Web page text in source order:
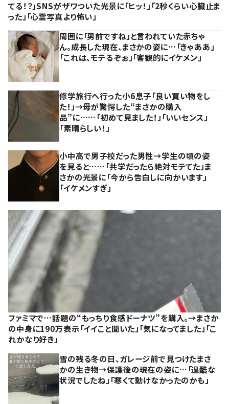
てる！？」SNSがザワついた光景に「ヒッ！」「2秒くらい心臓止ま
った」「心霊写真より怖い」
周囲に「男前ですね」と言われていた赤ちゃ
ん。成長した現在、まさかの姿に…「きゃああ」
「これは、モテるぞぉ」「客観的にイケメン」
修学旅行へ行った小6息子「良い買い物をし
た！」→母が驚愕した“まさかの購入
品”に……「初めて見ました！」「いいセンス」
「素晴らしい！」
小中高で男子校だった男性→学生の頃の姿
を見ると……「共学だったら絶対モテてた」ま
さかの光景に「今から告白しに向かいます」
「イケメンすぎ」
ファミマで…話題の“もっちり食感ドーナツ”を購入。→まさか
の中身に190万表示「イイこと聞いた」「気になってました」「こ
れかなり好き」
雪の残る冬の日、ガレージ前で見つけたまさ
かの生き物→保護後の現在の姿に…「過酷な
状況でしたね」「寒くて動けなかったのかも」